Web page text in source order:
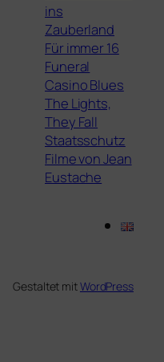
ins
Zauberland
Für immer 16
Funeral
Casino Blues
The Lights,
They Fall
Staatsschutz
Filme von Jean
Eustache
Gestaltet mitWordPress